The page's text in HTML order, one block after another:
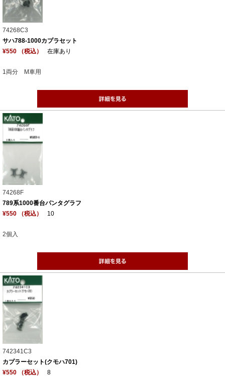
74268C3
サハ788-1000カプラセット
¥550 （税込）
在庫あり
1両分 M車用
74268F
789系1000番台パンタグラフ
¥550 （税込）
10
2個入
742341C3
カプラーセット(クモハ701)
¥550 （税込）
8